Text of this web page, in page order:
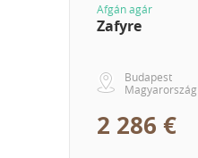
Afgán agár
Zafyre
Budapest
Magyarország
2 286 €